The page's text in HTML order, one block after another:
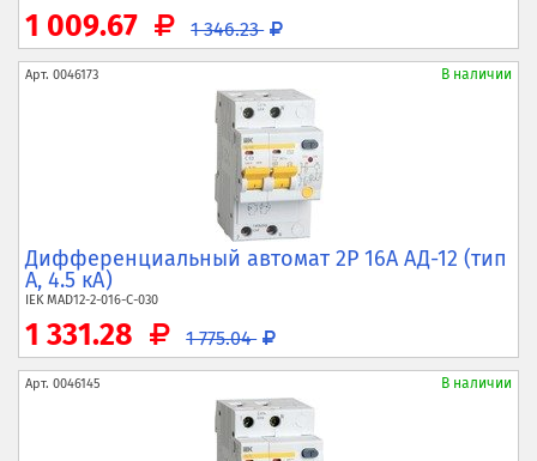
1 009.67 1 346.23
Арт. 0046173 В наличии
Дифференциальный автомат 2P 16А АД-12 (тип
A, 4.5 кА)
IEKMAD12-2-016-C-030
1 331.28 1 775.04
Арт. 0046145 В наличии